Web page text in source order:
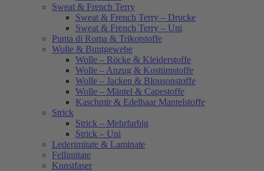
Sweat & French Terry
Sweat & French Terry – Drucke
Sweat & French Terry – Uni
Punta di Roma & Trikotstoffe
Wolle & Buntgewebe
Wolle – Röcke & Kleiderstoffe
Wolle – Anzug & Kostümstoffe
Wolle – Jacken & Blousonstoffe
Wolle – Mäntel & Capestoffe
Kaschmir & Edelhaar Mantelstoffe
Strick
Strick – Mehrfarbig
Strick – Uni
Lederimitate & Laminate
Fellimitate
Kunstfaser